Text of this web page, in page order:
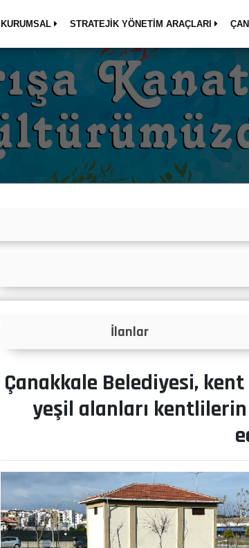
KURUMSAL STRATEJİK YÖNETİM ARAÇLARI
Projeler
Çanakkale Belediyesi,
yeşil alanları